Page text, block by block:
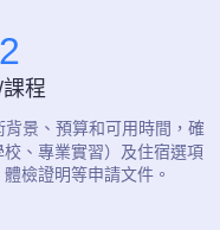
程
景、預算和可用時間，確
、專業實習）及住宿選項
檢證明等申請文件。